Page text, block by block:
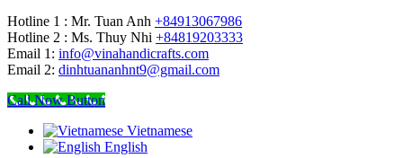
Hotline 1 : Mr. Tuan Anh +84913067986
Hotline 2 : Ms. Thuy Nhi +84819203333
Email 1: info@vinahandicrafts.com
Email 2: dinhtuananhnt9@gmail.com
Call Now Button
Vietnamese
English